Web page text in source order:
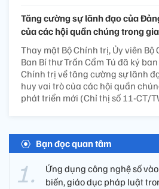
Tăng cường sự lãnh đạo của
của các hội quần chúng trong
Thay mặt Bộ Chính trị, Ủy viên
Ban Bí thư Trần Cẩm Tú đã ký
Chính trị về tăng cường sự lãnh
huy vai trò của các hội quần
phát triển mới (Chỉ thị số 11-CT/
Bạn đọc quan tâm
Ứng dụng công nghệ số
biến, giáo dục pháp luật